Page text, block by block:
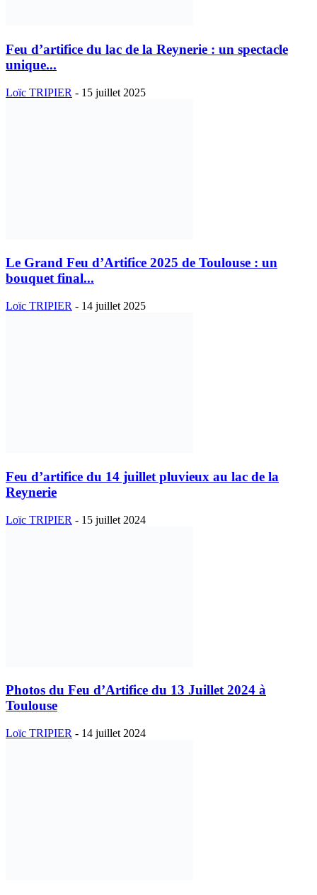
Feu d’artifice du lac de la Reynerie : un spectacle
unique...
Loïc TRIPIER - 15 juillet 2025
Le Grand Feu d’Artifice 2025 de Toulouse : un
bouquet final...
Loïc TRIPIER - 14 juillet 2025
Feu d’artifice du 14 juillet pluvieux au lac de la
Reynerie
Loïc TRIPIER - 15 juillet 2024
Photos du Feu d’Artifice du 13 Juillet 2024 à
Toulouse
Loïc TRIPIER - 14 juillet 2024